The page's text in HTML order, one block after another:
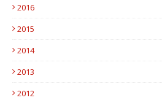
2016
2015
2014
2013
2012